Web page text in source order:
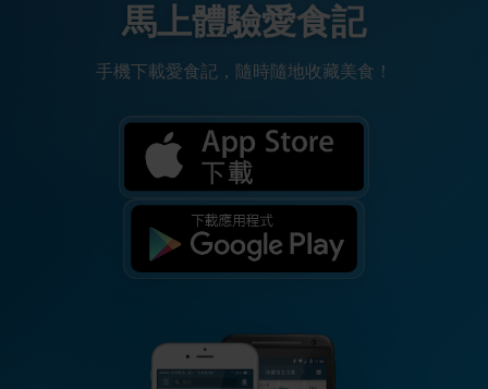
馬上體驗愛食記
手機下載愛食記，隨時隨地收藏美食！